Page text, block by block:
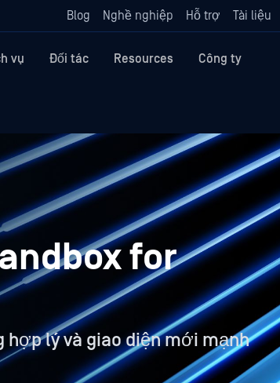
Blog Nghề nghiệp Hỗ trợ Tài liệu
vụ Đối tác Resources Công ty
for
hợp lý và giao diện mới mạnh